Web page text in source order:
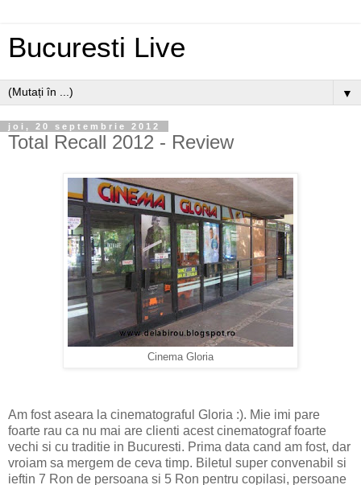
Bucuresti Live
▼
joi, 20 septembrie 2012
Total Recall 2012 - Review
Cinema Gloria
Am fost aseara la cinematograful Gloria :). Mie imi pare
foarte rau ca nu mai are clienti acest cinematograf foarte
vechi si cu traditie in Bucuresti. Prima data cand am fost, dar
vroiam sa mergem de ceva timp. Biletul super convenabil si
ieftin 7 Ron de persoana si 5 Ron pentru copilasi, persoane